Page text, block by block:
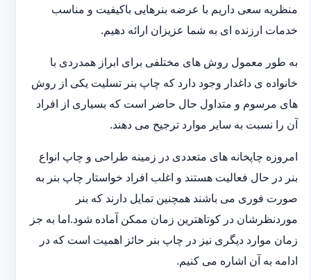
منظریه سعی داریم با عرضه بنرهایی باکیفیت و مناسب
خدمات ارزنده ای به شما عزیزان ارائه دهیم.
به طور معمول روش های مختلفی برای ابراز همدردی با
خانواده ی داغدار وجود دارد که چاپ بنر تسلیت یکی از روش
های مرسوم و متداول حال حاضر است که بسیاری از افراد
آن را نسبت به سایر موارد ترجیح می دهند.
امروزه چاپخانه های متعددی در زمینه طراحی و چاپ انواع
بنر در حال فعالیت هستند و اغلب افراد خواستار چاپ بنر به
صورت فوری می باشند همچنین تمایل دارند که بنر
موردنظرشان در کوتاهترین زمان ممکن آماده شود.اما به جز
زمان موارد دیگری نیز در چاپ بنر حائز اهمیت است که در
ادامه به آن اشاره می کنیم.